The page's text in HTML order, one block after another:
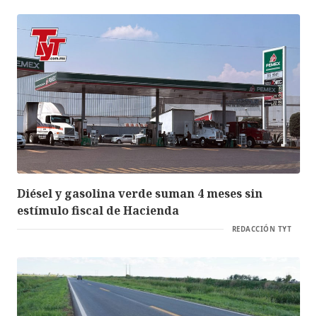
Diésel y gasolina verde suman 4 meses sin
estímulo fiscal de Hacienda
REDACCIÓN TYT